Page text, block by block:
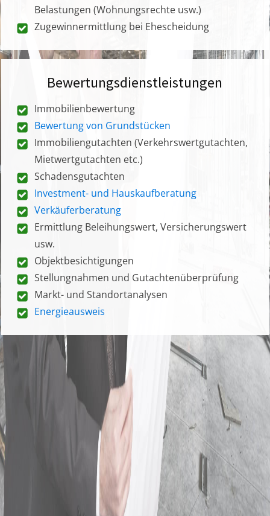
Belastungen (Wohnungsrechte usw.)
Zugewinnermittlung bei Ehescheidung
Bewertungsdienstleistungen
Immobilienbewertung
Bewertung von Grundstücken
Immobiliengutachten (Verkehrswertgutachten,
Mietwertgutachten etc.)
Schadensgutachten
Investment- und Hauskaufberatung
Verkäuferberatung
Ermittlung Beleihungswert, Versicherungswert
usw.
Objektbesichtigungen
Stellungnahmen und Gutachtenüberprüfung
Markt- und Standortanalysen
Energieausweis